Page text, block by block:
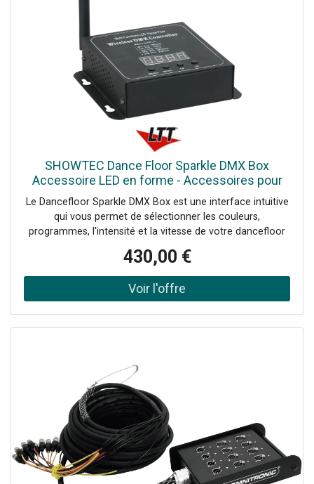
SHOWTEC Dance Floor Sparkle DMX Box
Accessoire LED en forme - Accessoires pour
éclairage décoratif
Le Dancefloor Sparkle DMX Box est une interface intuitive
qui vous permet de sélectionner les couleurs,
programmes, l'intensité et la vitesse de votre dancefloor
par RF afin de réduire le besoin en câbles.Données
techniques: Mode de Contrôle: Built-in Program / DMX /
RF, Canaux DMX: 5, Protocoles: DMX/RF, Afficheur: 7-
segment / LED, Gradateur: 0-100 %, Alimentation: 9 V DC,
(mm): 130 mm, Profondeur (mm): 43 mm, Poids: 0.655 kg,
Classement IP: IP20 (indoor use only), Coffrage: Metal,
Couleur: Black, Refroidissement: Passive, Options de
montage: Surface, Température ambiante maximum: 40
°C
430,00 €